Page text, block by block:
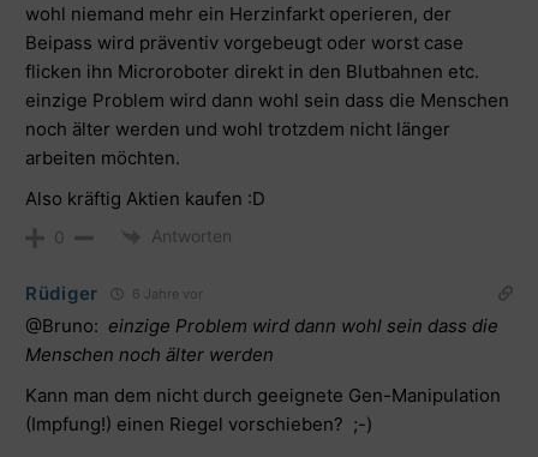
wohl niemand mehr ein Herzinfarkt operieren, der
Beipass wird präventiv vorgebeugt oder worst case
flicken ihn Microroboter direkt in den Blutbahnen etc.
einzige Problem wird dann wohl sein dass die Menschen
noch älter werden und wohl trotzdem nicht länger
arbeiten möchten.
Also kräftig Aktien kaufen :D
0 Antworten
Rüdiger 6 Jahre vor
@Bruno: einzige Problem wird dann wohl sein dass die
Menschen noch älter werden
Kann man dem nicht durch geeignete Gen-Manipulation
(Impfung!) einen Riegel vorschieben? ;-)